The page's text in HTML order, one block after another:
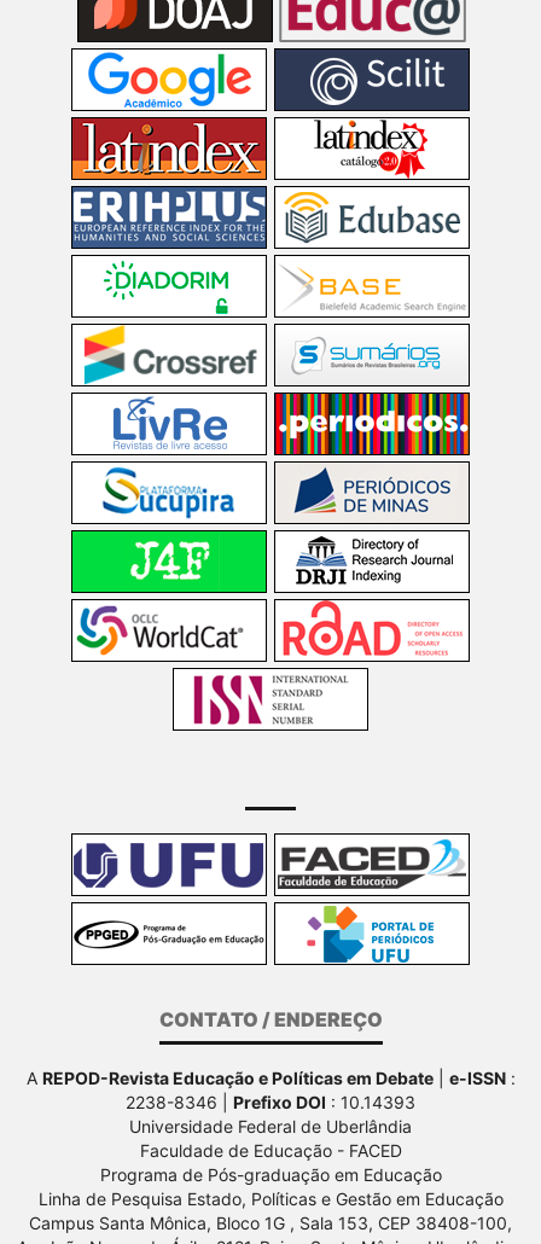
CONTATO / ENDEREÇO
A REPOD-Revista Educação e Políticas em Debate| e-ISSN:
2238-8346 | Prefixo DOI : 10.14393
Universidade Federal de Uberlândia
Faculdade de Educação - FACED
Programa de Pós-graduação em Educação
Linha de Pesquisa Estado, Políticas e Gestão em Educação
Campus Santa Mônica, Bloco 1G , Sala 153, CEP 38408-100,